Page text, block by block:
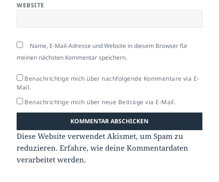
WEBSITE
Name, E-Mail-Adresse und Website in diesem Browser für
meinen nächsten Kommentar speichern.
Benachrichtige mich über nachfolgende Kommentare via E-
Mail.
Benachrichtige mich über neue Beiträge via E-Mail.
Diese Website verwendet Akismet, um Spam zu
reduzieren.Erfahre, wie deine Kommentardaten
verarbeitet werden.